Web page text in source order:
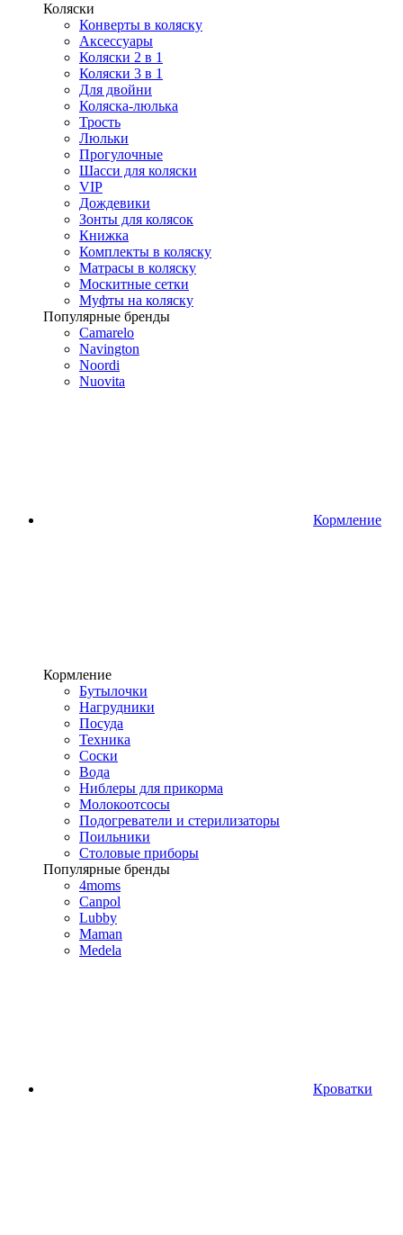
Коляски
Конверты в коляску
Аксессуары
Коляски 2 в 1
Коляски 3 в 1
Для двойни
Коляска-люлька
Трость
Люльки
Прогулочные
Шасси для коляски
VIP
Дождевики
Зонты для колясок
Книжка
Комплекты в коляску
Матрасы в коляску
Москитные сетки
Муфты на коляску
Популярные бренды
Camarelo
Navington
Noordi
Nuovita
Кормление
Кормление
Бутылочки
Нагрудники
Посуда
Техника
Соски
Вода
Ниблеры для прикорма
Молокоотсосы
Подогреватели и стерилизаторы
Поильники
Столовые приборы
Популярные бренды
4moms
Canpol
Lubby
Maman
Medela
Кроватки